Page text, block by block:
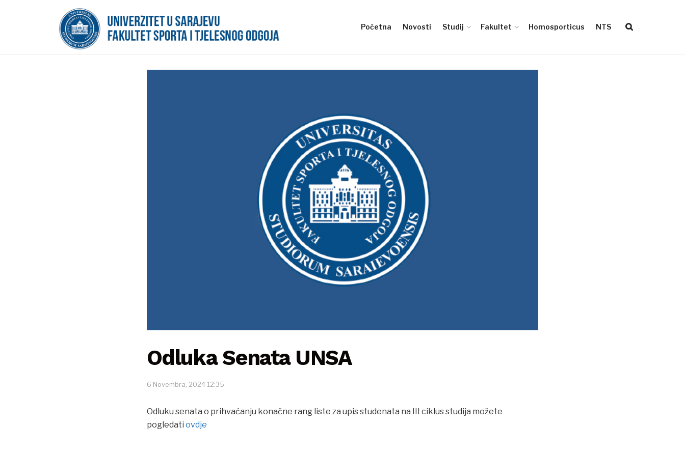
Početna Novosti Studij Fakultet Homosporticus NTS
Odluka Senata UNSA
6 Novembra, 2024 12:35
Odluku senata o prihvaćanju konačne rang liste za upis studenata na III ciklus studija možete
pogledati ovdje